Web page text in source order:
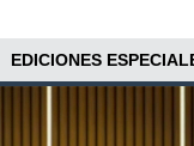
EDICIONES